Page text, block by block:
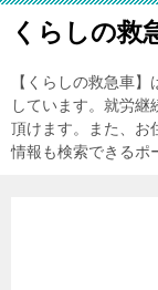
くらしの救
【くらしの救急車
しています。就労継
頂けます。また、お
情報も検索できるポ